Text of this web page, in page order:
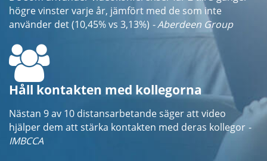
högre vinster varje år, jämfört med de som inte
använder det (10,45% vs 3,13%) - Aberdeen Group
Håll kontakten med kollegorna
Nästan 9 av 10 distansarbetande säger att video
hjälper dem att stärka kontakten med deras kollegor -
IMBCCA